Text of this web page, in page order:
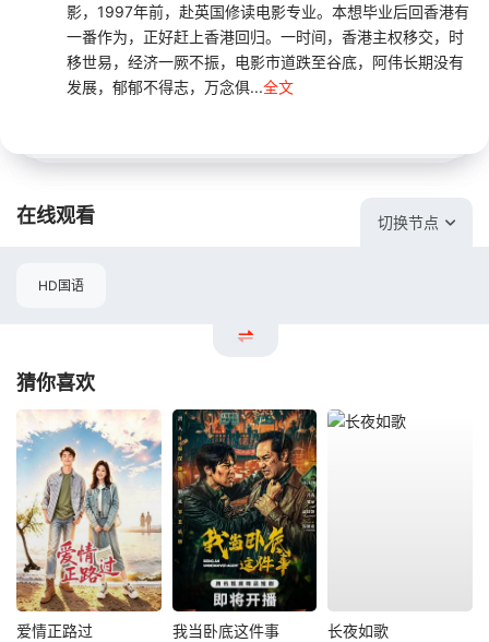
影，1997年前，赴英国修读电影专业。本想毕业后回香港有
一番作为，正好赶上香港回归。一时间，香港主权移交，时
移世易，经济一厥不振，电影市道跌至谷底，阿伟长期没有
发展，郁郁不得志，万念俱...全文
在线观看 切换节点
HD国语
猜你喜欢
爱情正路过 我当卧底这件事 长夜如歌